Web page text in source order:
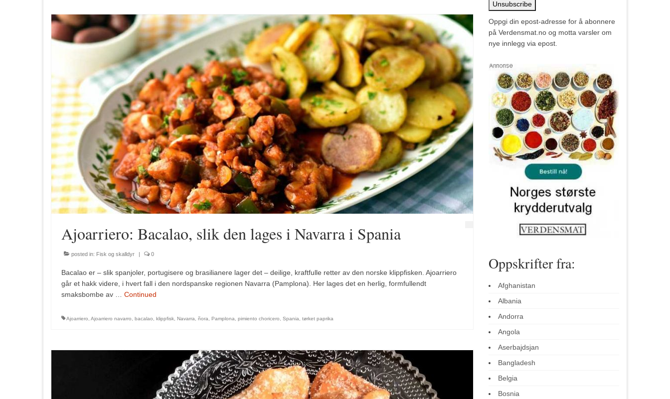
Ajoarriero: Bacalao, slik den lages i Navarra i Spania
posted in: Fisk og skalldyr | 0
Bacalao er – slik spanjoler, portugisere og brasilianere lager det – deilige, kraftfulle retter av den norske klippfisken. Ajoarriero
går et hakk videre, i hvert fall i den nordspanske regionen Navarra (Pamplona). Her lages det en herlig, formfullendt
smaksbombe av … Continued
Ajoarriero Ajoarriero navarro bacalao klippfisk Navarra ñora Pamplona pimiento choricero Spania tørket paprika
Oppgi din epost-adresse for å abonnere
på Verdensmat.no og motta varsler om
nye innlegg via epost.
Oppskrifter fra:
Afghanistan
Albania
Andorra
Angola
Aserbajdsjan
Bangladesh
Belgia
Bosnia